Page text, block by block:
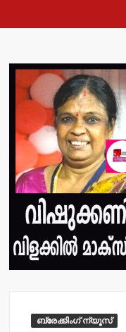
ബ്രേക്കിംഗ് ന്യൂസ്